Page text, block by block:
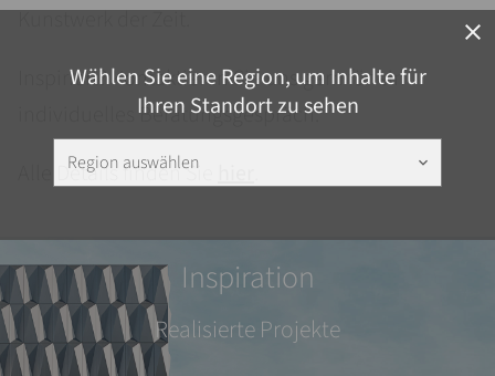
close
Wählen Sie eine Region, um Inhalte für
Ihren Standort zu sehen
Region auswählen keyboard_arrow_down
Kunstwerk der Zeit.
Inspiriert? Kontaktieren Sie uns gern für ein
individuelles Beratungsgespräch.
Alle Details finden Sie
Inspiration
Realisierte Projekte